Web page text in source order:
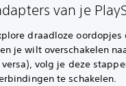
van je
draadloze oordopjes
je wilt overschakelen
volg je deze
te schakelen.